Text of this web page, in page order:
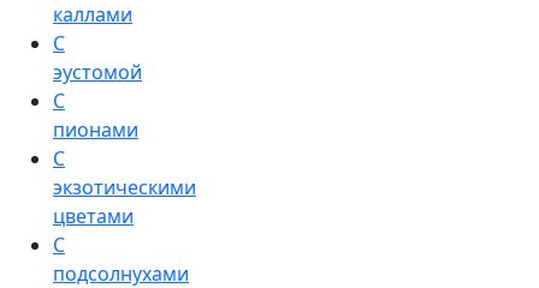
каллами
С
эустомой
С
пионами
С
экзотическими
цветами
С
подсолнухами